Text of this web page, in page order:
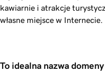
kawiarnie i atrakcje
własne miejsce w Internecie.
To idealna nazwa